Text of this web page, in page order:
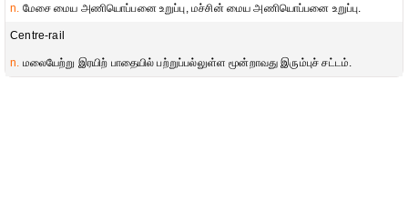
n. மேசை மைய அணியொப்பனை உறுப்பு, மச்சின் மைய அணியொப்பனை உறுப்பு.
Centre-rail
n. மலையேற்று இரயிற் பாதையில் பற்றுப்பல்லுள்ள மூன்றாவது இரும்புச் சட்டம்.